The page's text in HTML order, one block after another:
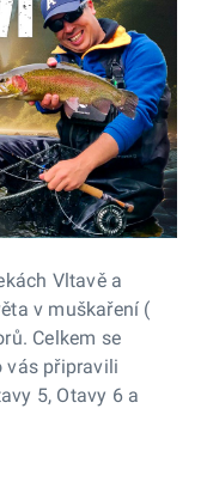
Vltavě a
v muškaření (
Celkem se
vás připravili
5, Otavy 6 a